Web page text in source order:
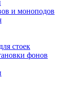
и моноподов
стоек
фонов